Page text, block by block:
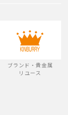
ブランド・貴金属
リユース